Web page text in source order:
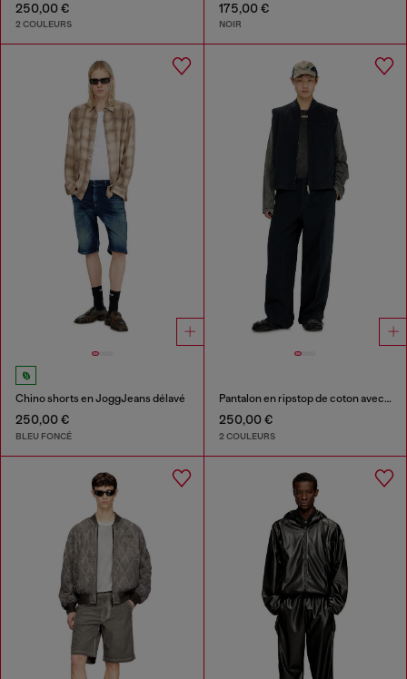
250,00 €
2 COULEURS
175,00 €
NOIR
Chino shorts en JoggJeans délavé
250,00 €
BLEU FONCÉ
Pantalon en ripstop de coton avec boucles latérales
250,00 €
2 COULEURS